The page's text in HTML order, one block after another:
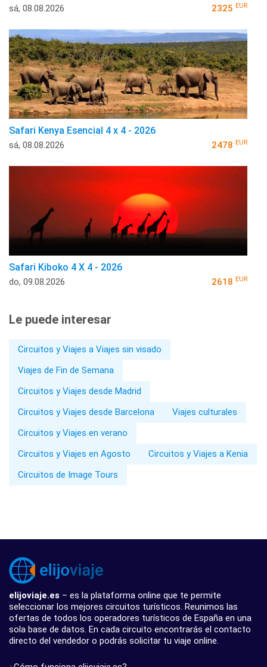
sá, 08.08.2026 2325 EUR
Safari Kenya Esencial 4 x 4 - 2026
sá, 08.08.2026 2478 EUR
Safari Kiboko 4 X 4 - 2026
do, 09.08.2026 2618 EUR
Le puede interesar
Circuitos y Viajes a Viajes sin visado
Viajes de Fin de Semana
Circuitos y Viajes desde Madrid
Circuitos y Viajes desde Barcelona
Viajes culturales
Circuitos y Viajes en verano
Circuitos y Viajes en Agosto
Circuitos y Viajes a Kenia
Circuitos de Image Tours
elijoviaje.es – es la plataforma online que te permite
seleccionar los mejores circuitos turísticos. Reunimos las
ofertas de todos los operadores turísticos de España en una
sola base de datos. En cada circuito encontrarás el contacto
directo del vendedor o podrás solicitar tu viaje online.